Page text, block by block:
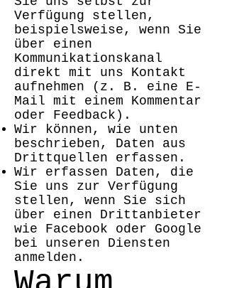
Verfügung stellen,
beispielsweise, wenn Sie
über einen
Kommunikationskanal
direkt mit uns Kontakt
aufnehmen (z. B. eine E-
Mail mit einem Kommentar
oder Feedback).
Wir können, wie unten
beschrieben, Daten aus
Drittquellen erfassen.
Wir erfassen Daten, die
Sie uns zur Verfügung
stellen, wenn Sie sich
über einen Drittanbieter
wie Facebook oder Google
bei unseren Diensten
anmelden.